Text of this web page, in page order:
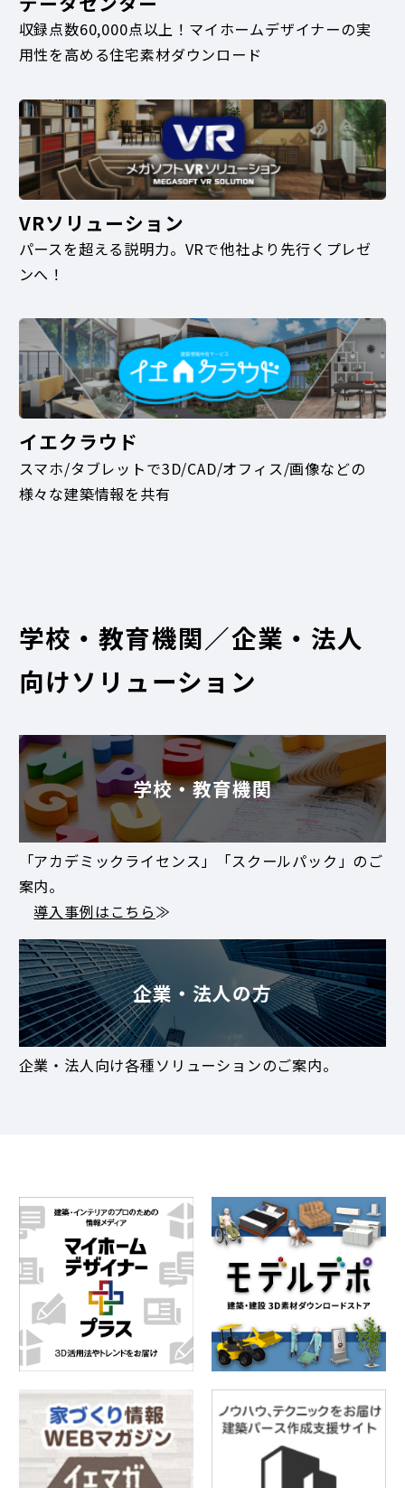
収録点数60,000点以上！マイホームデザイナーの実
用性を高める住宅素材ダウンロード
VRソリューション
パースを超える説明力。VRで他社より先行くプレゼ
ンへ！
イエクラウド
スマホ/タブレットで3D/CAD/オフィス/画像などの
様々な建築情報を共有
学校・教育機関／企業・法人
向けソリューション
学校・教育機関
「アカデミックライセンス」「スクールパック」のご
案内。
導入事例はこちら≫
企業・法人の方
企業・法人向け各種ソリューションのご案内。